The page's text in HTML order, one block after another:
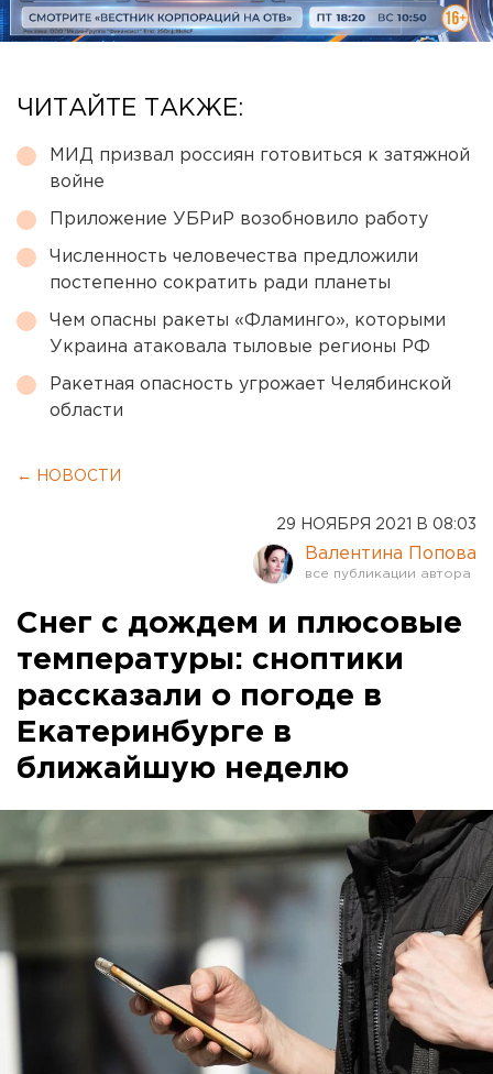
ЧИТАЙТЕ ТАКЖЕ:
МИД призвал россиян готовиться к затяжной
войне
Приложение УБРиР возобновило работу
Численность человечества предложили
постепенно сократить ради планеты
Чем опасны ракеты «Фламинго», которыми
Украина атаковала тыловые регионы РФ
Ракетная опасность угрожает Челябинской
области
← НОВОСТИ
29 НОЯБРЯ 2021 В 08:03
Валентина Попова
Снег с дождем и плюсовые
температуры: сноптики
рассказали о погоде в
Екатеринбурге в
ближайшую неделю